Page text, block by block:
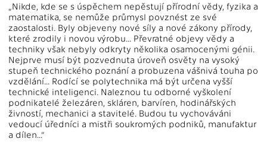
„Nikde, kde se s úspěchem nepěstují přírodní vědy, fyzika a
matematika, se nemůže průmysl povznést ze své
zaostalosti. Byly objeveny nové síly a nové zákony přírody,
které zrodily i novou výrobu... Převratné objevy vědy a
techniky však nebyly odkryty několika osamocenými génii.
Nejprve musí být pozvednuta úroveň osvěty na vysoký
stupeň technického poznání a probuzena vášnivá touha po
vzdělání... Rodící se polytechnika má být určena vyšší
technické inteligenci. Naleznou tu odborné vyškolení
podnikatelé železáren, skláren, barvíren, hodinářských
živností, mechanici a stavitelé. Budou tu vychováváni
vedoucí úředníci a mistři soukromých podniků, manufaktur
a dílen...“